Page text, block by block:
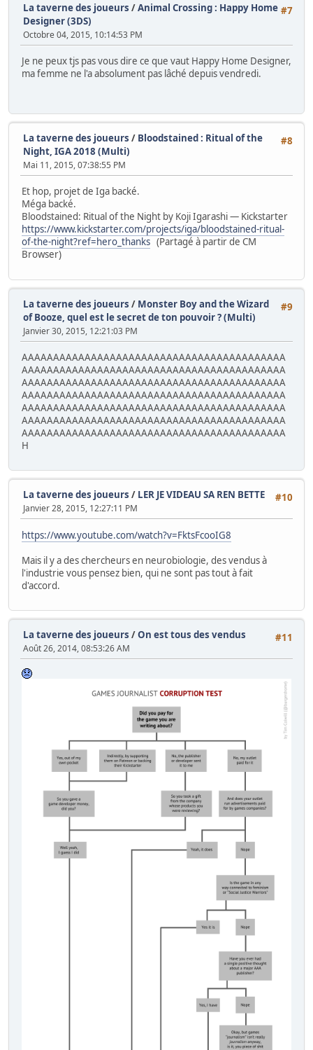
#7
La taverne des joueurs /Animal Crossing : Happy Home
Designer (3DS)
Octobre 04, 2015, 10:14:53 PM
Je ne peux tjs pas vous dire ce que vaut Happy Home Designer,
ma femme ne l'a absolument pas lâché depuis vendredi.
#8
La taverne des joueurs / Bloodstained : Ritual of the
Night, IGA 2018 (Multi)
Mai 11, 2015, 07:38:55 PM
Et hop, projet de Iga backé.
Méga backé.
Bloodstained: Ritual of the Night by Koji Igarashi — Kickstarter
https://www.kickstarter.com/projects/iga/bloodstained-ritual-
of-the-night?ref=hero_thanks (Partagé à partir de CM
Browser)
#9
La taverne des joueurs / Monster Boy and the Wizard
of Booze, quel est le secret de ton pouvoir ? (Multi)
Janvier 30, 2015, 12:21:03 PM
AAAAAAAAAAAAAAAAAAAAAAAAAAAAAAAAAAAAAAAAAA
AAAAAAAAAAAAAAAAAAAAAAAAAAAAAAAAAAAAAAAAAA
AAAAAAAAAAAAAAAAAAAAAAAAAAAAAAAAAAAAAAAAAA
AAAAAAAAAAAAAAAAAAAAAAAAAAAAAAAAAAAAAAAAAA
AAAAAAAAAAAAAAAAAAAAAAAAAAAAAAAAAAAAAAAAAA
AAAAAAAAAAAAAAAAAAAAAAAAAAAAAAAAAAAAAAAAAA
AAAAAAAAAAAAAAAAAAAAAAAAAAAAAAAAAAAAAAAAAA
H
#10
La taverne des joueurs / LER JE VIDEAU SA REN BETTE
Janvier 28, 2015, 12:27:11 PM
https://www.youtube.com/watch?v=FktsFcooIG8
Mais il y a des chercheurs en neurobiologie, des vendus à
l'industrie vous pensez bien, qui ne sont pas tout à fait
d'accord.
#11
La taverne des joueurs /On est tous des vendus
Août 26, 2014, 08:53:26 AM